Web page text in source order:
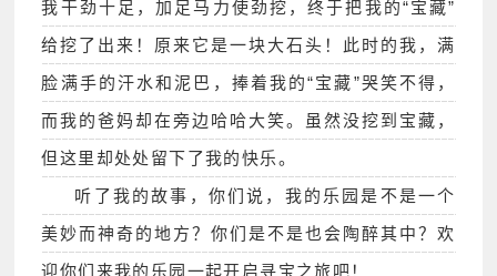
我干劲十足，加足马力使劲挖，终于把我的“宝藏”
给挖了出来！原来它是一块大石头！此时的我，满
脸满手的汗水和泥巴，捧着我的“宝藏”哭笑不得，
而我的爸妈却在旁边哈哈大笑。虽然没挖到宝藏，
但这里却处处留下了我的快乐。
听了我的故事，你们说，我的乐园是不是一个
美妙而神奇的地方？你们是不是也会陶醉其中？欢
迎你们来我的乐园一起开启寻宝之旅吧！